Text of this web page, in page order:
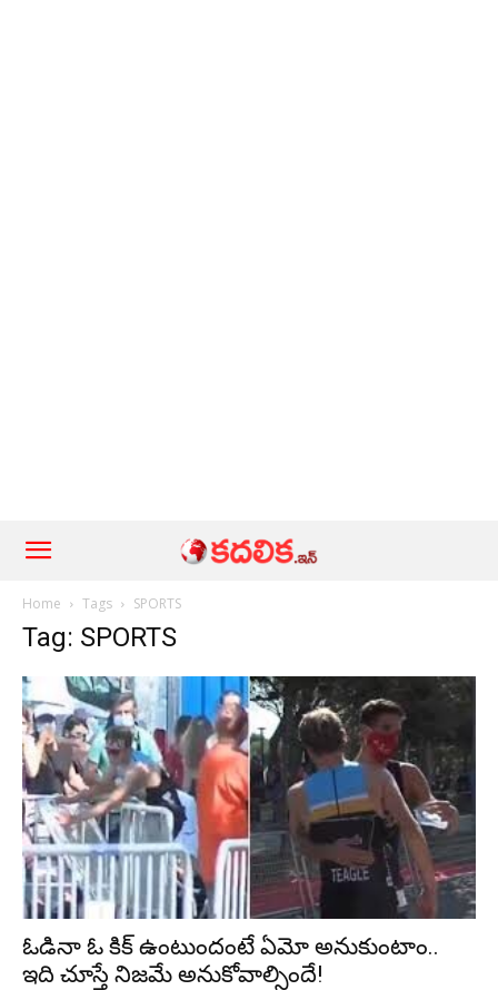
Home Tags SPORTS
Tag: SPORTS
ఓడినా ఓ కిక్ ఉంటుందంటే ఏమో అనుకుంటాం..
ఇది చూస్తే నిజ‌మే అనుకోవాల్సిందే!